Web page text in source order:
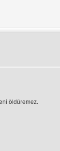
öldüremez.